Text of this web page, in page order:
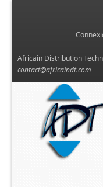
Africain Distribution
contact@africaindt.com